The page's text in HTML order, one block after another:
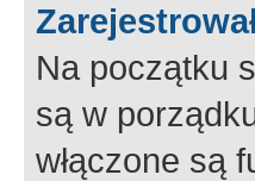
Na początku
są w
włączone są